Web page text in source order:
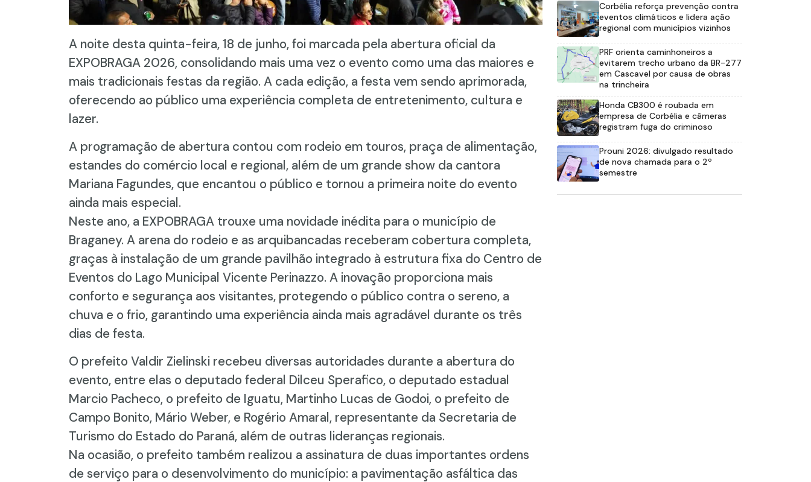
A noite desta quinta-feira, 18 de junho, foi marcada pela abertura oficial da
EXPOBRAGA 2026, consolidando mais uma vez o evento como uma das maiores e
mais tradicionais festas da região. A cada edição, a festa vem sendo aprimorada,
oferecendo ao público uma experiência completa de entretenimento, cultura e
lazer.
A programação de abertura contou com rodeio em touros, praça de alimentação,
estandes do comércio local e regional, além de um grande show da cantora
Mariana Fagundes, que encantou o público e tornou a primeira noite do evento
ainda mais especial.
Neste ano, a EXPOBRAGA trouxe uma novidade inédita para o município de
Braganey. A arena do rodeio e as arquibancadas receberam cobertura completa,
graças à instalação de um grande pavilhão integrado à estrutura fixa do Centro de
Eventos do Lago Municipal Vicente Perinazzo. A inovação proporciona mais
conforto e segurança aos visitantes, protegendo o público contra o sereno, a
chuva e o frio, garantindo uma experiência ainda mais agradável durante os três
dias de festa.
O prefeito Valdir Zielinski recebeu diversas autoridades durante a abertura do
evento, entre elas o deputado federal Dilceu Sperafico, o deputado estadual
Marcio Pacheco, o prefeito de Iguatu, Martinho Lucas de Godoi, o prefeito de
Campo Bonito, Mário Weber, e Rogério Amaral, representante da Secretaria de
Turismo do Estado do Paraná, além de outras lideranças regionais.
Na ocasião, o prefeito também realizou a assinatura de duas importantes ordens
de serviço para o desenvolvimento do município: a pavimentação asfáltica das
Corbélia reforça prevenção contra
eventos climáticos e lidera ação
regional com municípios vizinhos
PRF orienta caminhoneiros a
evitarem trecho urbano da BR-277
em Cascavel por causa de obras
na trincheira
Honda CB300 é roubada em
empresa de Corbélia e câmeras
registram fuga do criminoso
Prouni 2026: divulgado resultado
de nova chamada para o 2º
semestre